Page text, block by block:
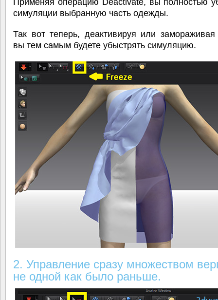
симуляции выбранную часть одежды.
Так вот теперь, деактивируя или замораживая
вы тем самым будете убыстрять симуляцию.
2. Управление сразу множеством
не одной как было раньше.